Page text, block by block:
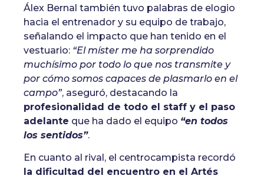
Álex Bernal también tuvo palabras de elogio
hacia el entrenador y su equipo de trabajo,
señalando el impacto que han tenido en el
vestuario: “El míster me ha sorprendido
muchísimo por todo lo que nos transmite y
por cómo somos capaces de plasmarlo en el
campo”, aseguró, destacando la
profesionalidad de todo el staff y el paso
adelante que ha dado el equipo “en todos
los sentidos”.
En cuanto al rival, el centrocampista recordó
la dificultad del encuentro en el Artés